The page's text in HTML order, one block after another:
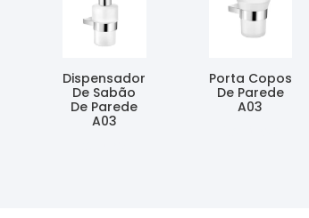
Dispensador
De Sabão
De Parede
A03
Porta Copos
De Parede
A03